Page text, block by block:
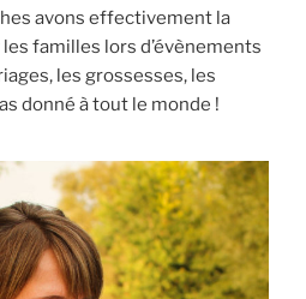
avons effectivement la
familles lors d’évènements
les grossesses, les
donné à tout le monde !